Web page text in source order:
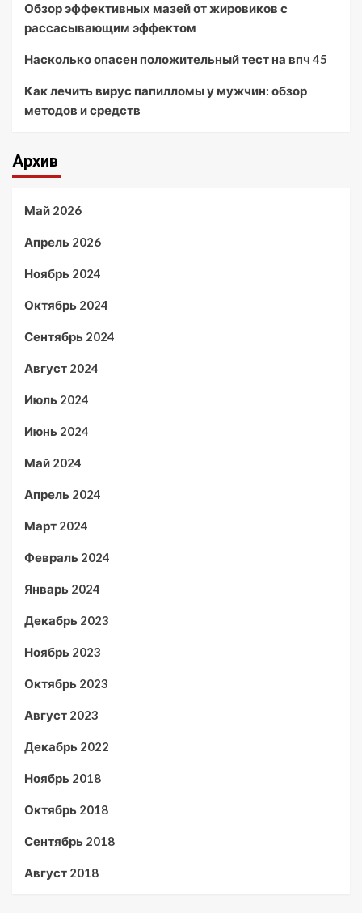
Обзор эффективных мазей от жировиков с
рассасывающим эффектом
Насколько опасен положительный тест на впч 45
Как лечить вирус папилломы у мужчин: обзор
методов и средств
Архив
Май 2026
Апрель 2026
Ноябрь 2024
Октябрь 2024
Сентябрь 2024
Август 2024
Июль 2024
Июнь 2024
Май 2024
Апрель 2024
Март 2024
Февраль 2024
Январь 2024
Декабрь 2023
Ноябрь 2023
Октябрь 2023
Август 2023
Декабрь 2022
Ноябрь 2018
Октябрь 2018
Сентябрь 2018
Август 2018